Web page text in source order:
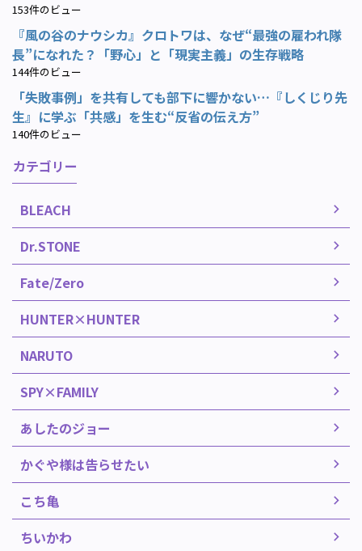
153件のビュー
『風の谷のナウシカ』クロトワは、なぜ“最強の雇われ隊
長”になれた？「野心」と「現実主義」の生存戦略
144件のビュー
「失敗事例」を共有しても部下に響かない…『しくじり先
生』に学ぶ「共感」を生む“反省の伝え方”
140件のビュー
カテゴリー
BLEACH
Dr.STONE
Fate/Zero
HUNTER×HUNTER
NARUTO
SPY×FAMILY
あしたのジョー
かぐや様は告らせたい
こち亀
ちいかわ